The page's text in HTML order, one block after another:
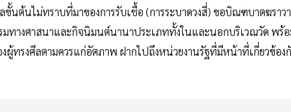
ขั้นต้นไม่ทราบที่มาของการรับเชื้อ (การระบาดวงสี่) ขอบิณฑบาตฆราว
ทางศาสนาและกิจนิมนต์นานาประเภททั้งในและนอกบริเวณวัด พร้
ผู้ทรงศีลตามควรแก่อัตภาพ ฝากไปถึงหน่วยงานรัฐที่มีหน้าที่เกี่ยวข้อง